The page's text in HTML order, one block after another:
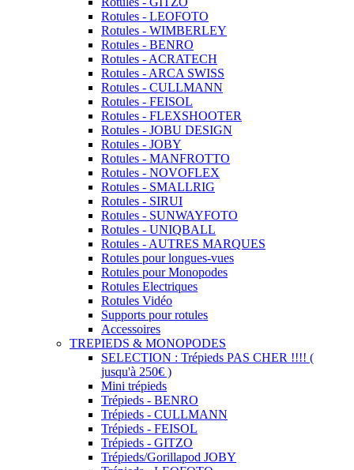
Rotules - LEOFOTO
Rotules - WIMBERLEY
Rotules - BENRO
Rotules - ACRATECH
Rotules - ARCA SWISS
Rotules - CULLMANN
Rotules - FEISOL
Rotules - FLEXSHOOTER
Rotules - JOBU DESIGN
Rotules - JOBY
Rotules - MANFROTTO
Rotules - NOVOFLEX
Rotules - SMALLRIG
Rotules - SIRUI
Rotules - SUNWAYFOTO
Rotules - UNIQBALL
Rotules - AUTRES MARQUES
Rotules pour longues-vues
Rotules pour Monopodes
Rotules Electriques
Rotules Vidéo
Supports pour rotules
Accessoires
TREPIEDS & MONOPODES
SELECTION : Trépieds PAS CHER !!!! (
jusqu'à 250€ )
Mini trépieds
Trépieds - BENRO
Trépieds - CULLMANN
Trépieds - FEISOL
Trépieds - GITZO
Trépieds/Gorillapod JOBY